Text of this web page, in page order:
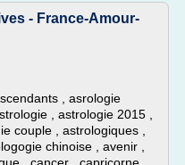
- France-Amour-
, asrologie
, astrologie 2015 ,
couple , astrologiques ,
chinoise , avenir ,